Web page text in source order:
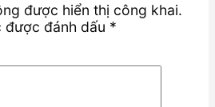
được hiển thị công khai.
đánh dấu *